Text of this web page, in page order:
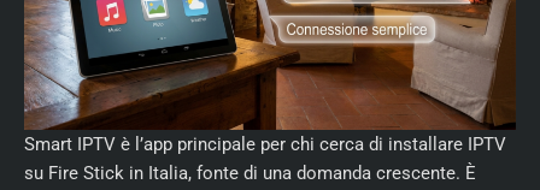
Smart IPTV è l’app principale per chi cerca di installare IPTV
su Fire Stick in Italia, fonte di una domanda crescente. È